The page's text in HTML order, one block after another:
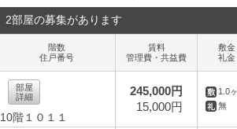
2部屋の募集があります
階数
住戸番号
賃料
管理費・共益費
敷金
礼金
部屋
詳細
10階１０１１
245,000円
15,000円
1.0
無